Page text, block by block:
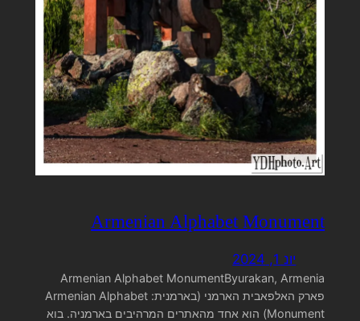
Armenian Alphabet Monument
יונ 1, 2024
Armenian Alphabet MonumentByurakan, Armenia
פארק האלפאבית הארמני (בארמנית: Armenian Alphabet
Monument) הוא אחד מהאתרים המרהיבים בארמניה. בוא